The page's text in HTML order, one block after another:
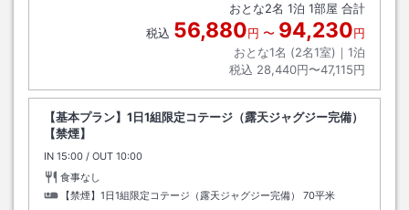
おとな2名 1泊 1部屋 合計
税込 56,880円 〜 94,230円
おとな1名 (2名1室)｜ 1泊
税込 28,440円〜47,115円
【基本プラン】1日1組限定コテージ（露天ジャグジー完備）
【禁煙】
IN チェックイン
15:00 / OUT チェックアウト
10:00
食事なし
【禁煙】1日1組限定コテージ（露天ジャグジー完備）
70平米